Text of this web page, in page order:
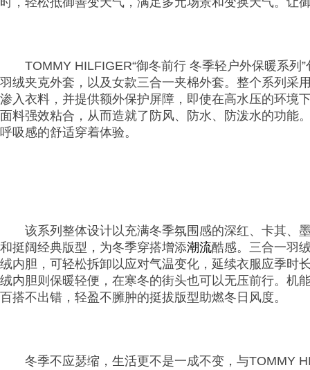
TOMMY HILFIGER“御冬前行 冬季轻户外保暖系
羽绒夹克外套，以及女款三合一夹棉外套。整个系列采
渗入衣料，并提供额外保护屏障，即使在高水压的环境
面料强效粘合，从而造就了防风、防水、防泼水的功能
呼吸感的舒适穿着体验。
该系列整体设计以充满冬季氛围感的深红、卡其、
和挺阔经典版型，为冬季穿搭增添潮流酷感。三合一羽
绒内胆，可轻松拆卸以应对气温变化，延续衣服应季时
绒内胆则保暖轻便，在寒冬的街头也可以无压前行。机
百搭不出错，轻盈不臃肿的挺拔版型助燃冬日风度。
冬季不应瑟缩，生活更不是一成不变，与TOMMY